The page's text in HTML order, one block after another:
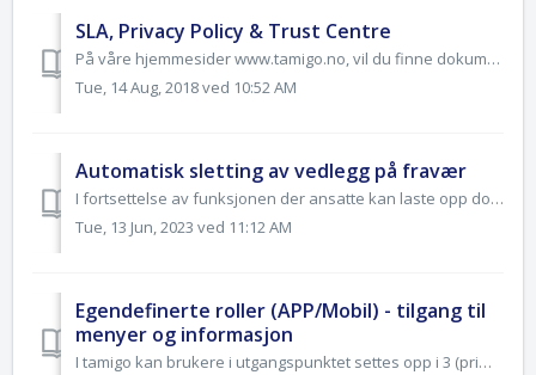
SLA, Privacy Policy & Trust Centre
På våre hjemmesider www.tamigo.no, vil du finne dokumenter som: - Service Level Agreement (SLA) - Privacy Policy - Trust Centre (GDPR Notice)
Tue, 14 Aug, 2018 ved 10:52 AM
Automatisk sletting av vedlegg på fravær
I fortsettelse av funksjonen der ansatte kan laste opp dokumenter (dokumentasjon) ved fravær Les mer på linken her: Laste opp dokumenter ved fravær, er d...
Tue, 13 Jun, 2023 ved 11:12 AM
Egendefinerte roller (APP/Mobil) - tilgang til
menyer og informasjon
I tamigo kan brukere i utgangspunktet settes opp i 3 (primære) roller/kategorier (Medarbeider/Planlegger/Administrator). Det kan i tillegg opprettes nye...